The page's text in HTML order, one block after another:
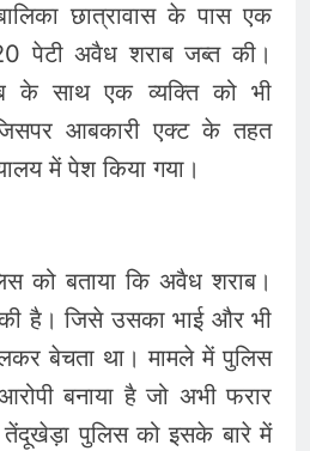
छात्रावास के पास एक
पेटी अवैध शराब जब्त की।
के साथ एक व्यक्ति को भी
आबकारी एक्ट के तहत
में पेश किया गया।
को बताया कि अवैध शराब।
है। जिसे उसका भाई और भी
बेचता था। मामले में पुलिस
बनाया है जो अभी फरार
पुलिस को इसके बारे में